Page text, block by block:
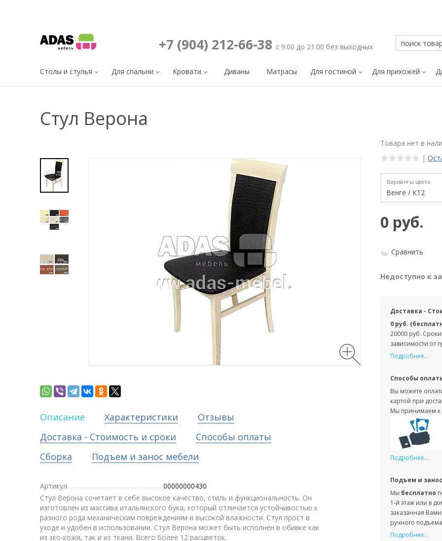
+7 (904) 212-66-38 с 9:00 до 21:00 без выходных
Столы и стулья Для спальни Кровати Диваны Матрасы Для гостиной Для прихожей
Стул Верона
Товара нет в
|
Варианты цвета
0 руб.
Сравнить
Недоступно к
Доставка -
0 руб.
20000 руб.
зависимости от
Подробнее...
Способы
Вы можете
картой при
Мы принимаем к
Подробнее...
Подъем и
Мы бесплатно
1-й этаж или в
заказанная
ручного
Подробнее...
Описание Характеристики
Отзывы
Доставка - Стоимость и сроки
Способы оплаты
Сборка
Подъем и занос мебели
Артикул
00000000430
Стул Верона сочетает в себе высокое качество, стиль и функциональность. Он
изготовлен из массива итальянского бука, который отличается устойчивостью к
разного рода механическим повреждениям и высокой влажности. Стул прост в
уходе и удобен в использовании. Стул Верона может быть исполнен в обивке как
из эко-кожи, так и из ткани. Всего более 12 расцветок.